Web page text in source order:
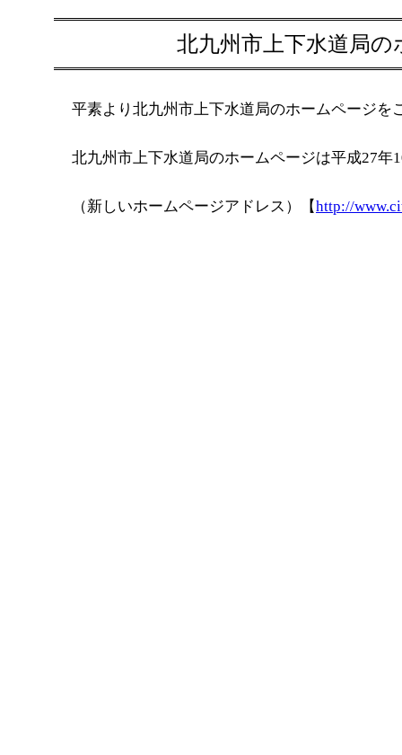
北九州市上下水道局
平素より北九州市上下水道局のホームページ
北九州市上下水道局のホームページは平成27年
（新しいホームページアドレス）【http://